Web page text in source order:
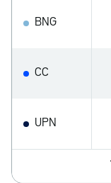
BNG
CC
UPN